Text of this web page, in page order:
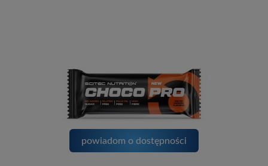
powiadom o dostępności